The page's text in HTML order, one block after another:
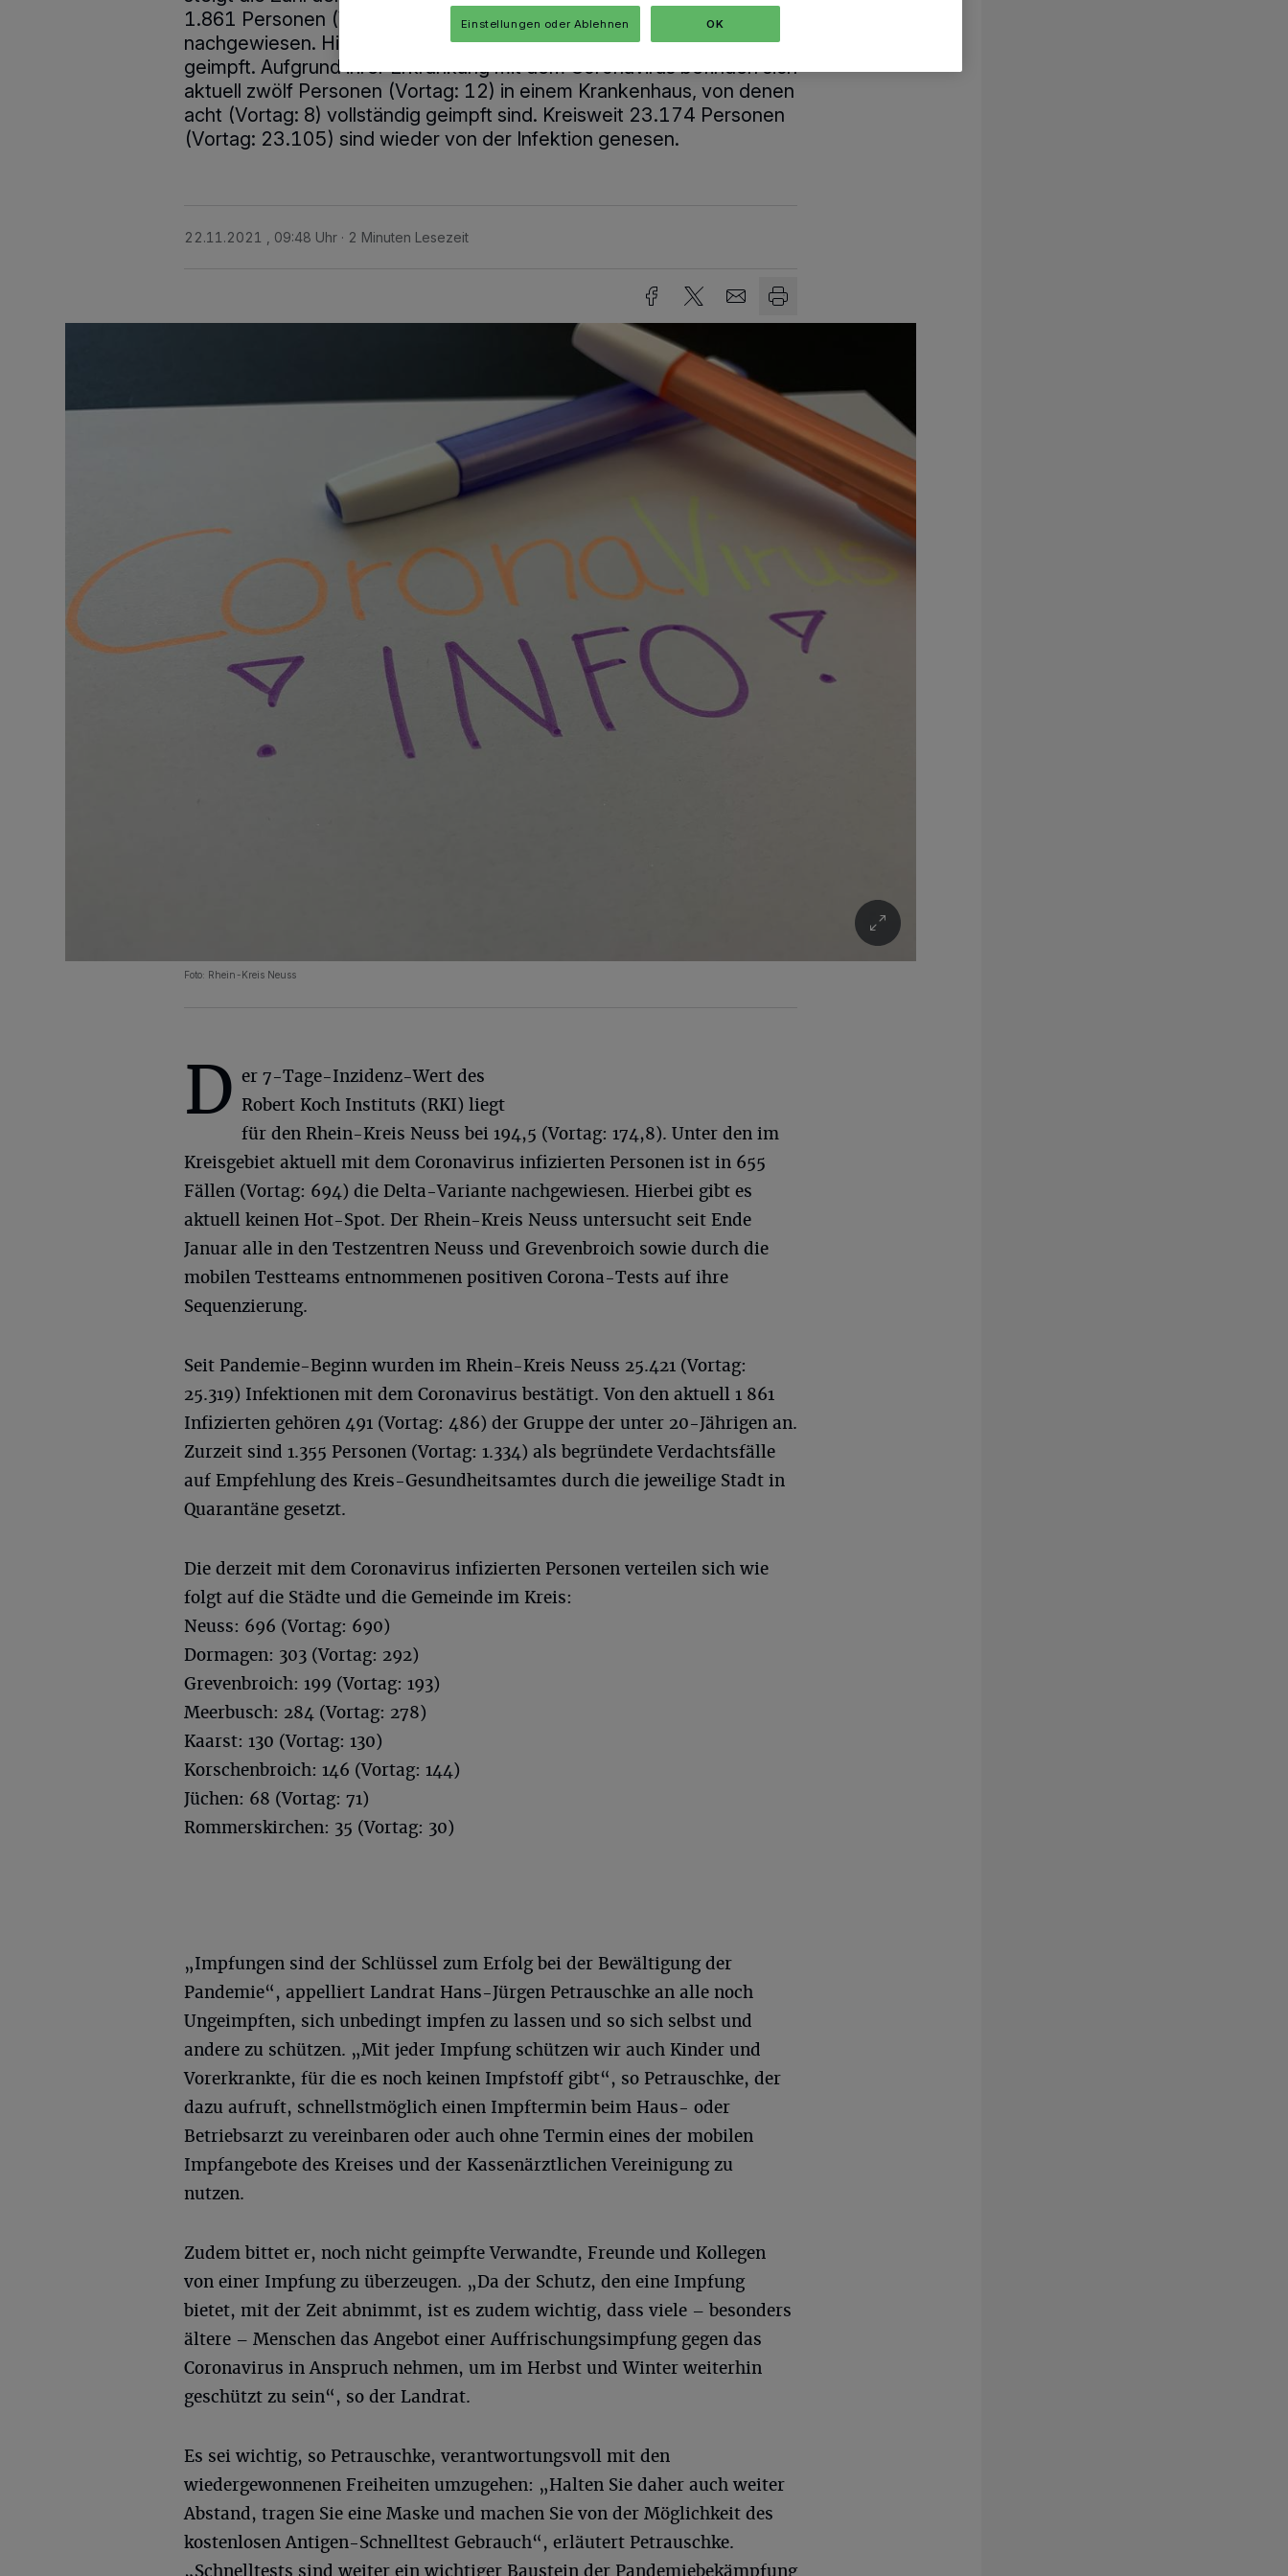
1.861 Personen (Vortag: 1.828) eine Infektion mit dem Coronavirus
nachgewiesen. Hiervon sind 715 Infizierte (Vortag: 714) vollständig
geimpft. Aufgrund ihrer Erkrankung mit dem Coronavirus befinden sich
aktuell zwölf Personen (Vortag: 12) in einem Krankenhaus, von denen
acht (Vortag: 8) vollständig geimpft sind. Kreisweit 23.174 Personen
(Vortag: 23.105) sind wieder von der Infektion genesen.
22.11.2021 , 09:48 Uhr 2 Minuten Lesezeit
Foto: Rhein-Kreis Neuss
D er 7-Tage-Inzidenz-Wert des
Robert Koch Instituts (RKI) liegt
für den Rhein-Kreis Neuss bei 194,5 (Vortag: 174,8). Unter den im
Kreisgebiet aktuell mit dem Coronavirus infizierten Personen ist in 655
Fällen (Vortag: 694) die Delta-Variante nachgewiesen. Hierbei gibt es
aktuell keinen Hot-Spot. Der Rhein-Kreis Neuss untersucht seit Ende
Januar alle in den Testzentren Neuss und Grevenbroich sowie durch die
mobilen Testteams entnommenen positiven Corona-Tests auf ihre
Sequenzierung.
Seit Pandemie-Beginn wurden im Rhein-Kreis Neuss 25.421 (Vortag:
25.319) Infektionen mit dem Coronavirus bestätigt. Von den aktuell 1 861
Infizierten gehören 491 (Vortag: 486) der Gruppe der unter 20-Jährigen an.
Zurzeit sind 1.355 Personen (Vortag: 1.334) als begründete Verdachtsfälle
auf Empfehlung des Kreis-Gesundheitsamtes durch die jeweilige Stadt in
Quarantäne gesetzt.
Die derzeit mit dem Coronavirus infizierten Personen verteilen sich wie
folgt auf die Städte und die Gemeinde im Kreis:
Neuss: 696 (Vortag: 690)
Dormagen: 303 (Vortag: 292)
Grevenbroich: 199 (Vortag: 193)
Meerbusch: 284 (Vortag: 278)
Kaarst: 130 (Vortag: 130)
Korschenbroich: 146 (Vortag: 144)
Jüchen: 68 (Vortag: 71)
Rommerskirchen: 35 (Vortag: 30)
„Impfungen sind der Schlüssel zum Erfolg bei der Bewältigung der
Pandemie“, appelliert Landrat Hans-Jürgen Petrauschke an alle noch
Ungeimpften, sich unbedingt impfen zu lassen und so sich selbst und
andere zu schützen. „Mit jeder Impfung schützen wir auch Kinder und
Vorerkrankte, für die es noch keinen Impfstoff gibt“, so Petrauschke, der
dazu aufruft, schnellstmöglich einen Impftermin beim Haus- oder
Betriebsarzt zu vereinbaren oder auch ohne Termin eines der mobilen
Impfangebote des Kreises und der Kassenärztlichen Vereinigung zu
nutzen.
Zudem bittet er, noch nicht geimpfte Verwandte, Freunde und Kollegen
von einer Impfung zu überzeugen. „Da der Schutz, den eine Impfung
bietet, mit der Zeit abnimmt, ist es zudem wichtig, dass viele – besonders
ältere – Menschen das Angebot einer Auffrischungsimpfung gegen das
Coronavirus in Anspruch nehmen, um im Herbst und Winter weiterhin
geschützt zu sein“, so der Landrat.
Es sei wichtig, so Petrauschke, verantwortungsvoll mit den
wiedergewonnenen Freiheiten umzugehen: „Halten Sie daher auch weiter
Abstand, tragen Sie eine Maske und machen Sie von der Möglichkeit des
kostenlosen Antigen-Schnelltest Gebrauch“, erläutert Petrauschke.
„Schnelltests sind weiter ein wichtiger Baustein der Pandemiebekämpfung
Einstellungen oder Ablehnen OK